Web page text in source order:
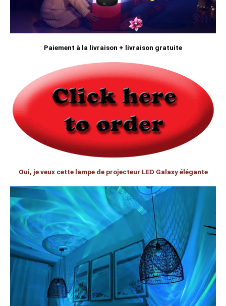
Paiement à la livraison + livraison gratuite
Oui, je veux cette lampe de projecteur LED Galaxy élégante